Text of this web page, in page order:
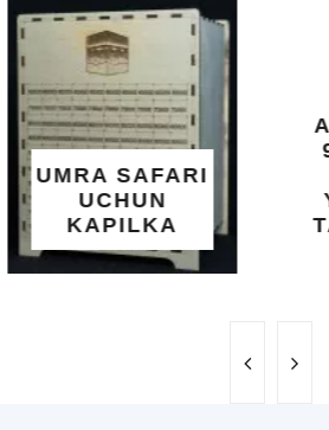
ALLOHNING
99 GO'ZAL
ISMLARI
YOZILGAN
TAQINCHOQ